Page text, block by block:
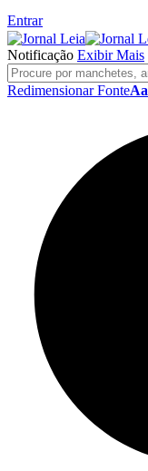
Entrar
Notificação Exibir Mais
Redimensionar FonteAa